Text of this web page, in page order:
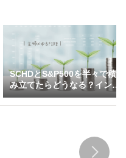
SCHDとS&P500を半々で積
み立てたらどうなる？インデ
ックス×高配当のハイブリッ
ド投資戦略